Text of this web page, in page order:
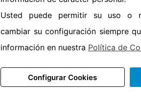
•
Etiqueta energética
Usted puede permitir su uso o
cambiar su configuración siempre
información en nuestra Política de
Configurar Cookies